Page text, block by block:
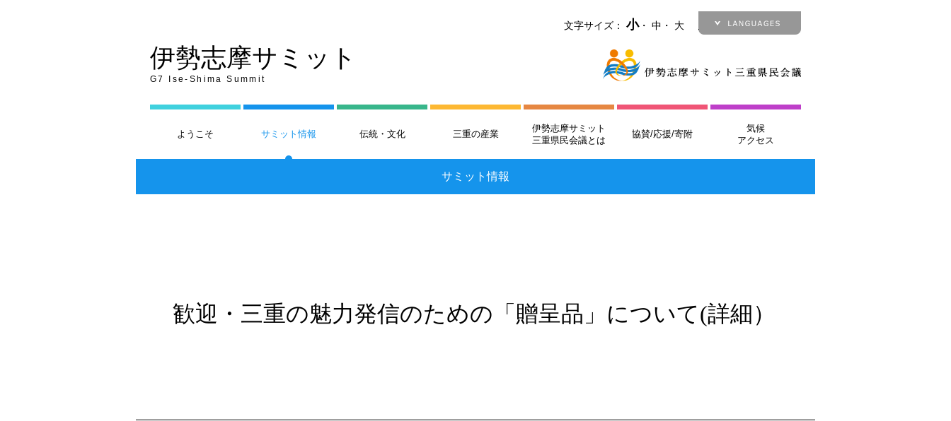
文字サイズ： 小・ 中 ・ 大
German
Italian
伊勢志摩サミット
G7 Ise-Shima Summit
ようこそ サミット情報 伝統・文化 三重の産業
伊勢志摩サミット
三重県民会議とは
協賛/応援/寄附
気候
アクセス
サミット情報
歓迎・三重の魅力発信のための「贈呈品」について(詳細）